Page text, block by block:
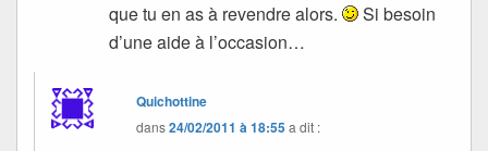
que tu en as à revendre alors.
Si besoin
d’une aide à l’occasion…
Quichottine
dans24/02/2011 à 18:55a dit :